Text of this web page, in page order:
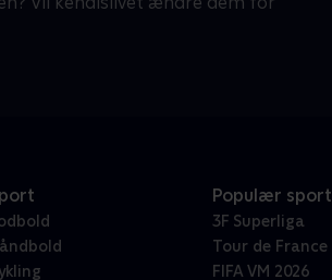
Populær sport
3F Superliga
Tour de France
FIFA VM 2026